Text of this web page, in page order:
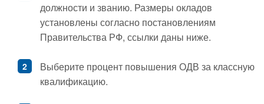
должности и званию. Размеры окладов
установлены согласно постановлениям
Правительства РФ, ссылки даны ниже.
Выберите процент повышения ОДВ за классную
квалификацию.